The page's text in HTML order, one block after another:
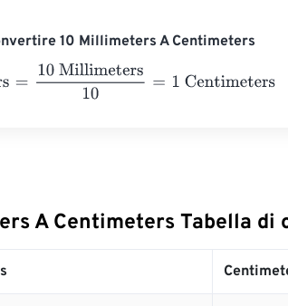
10 Millimeters A Centimeters
10 Millimeters10=1 Centimeters
A Centimeters Tabella di